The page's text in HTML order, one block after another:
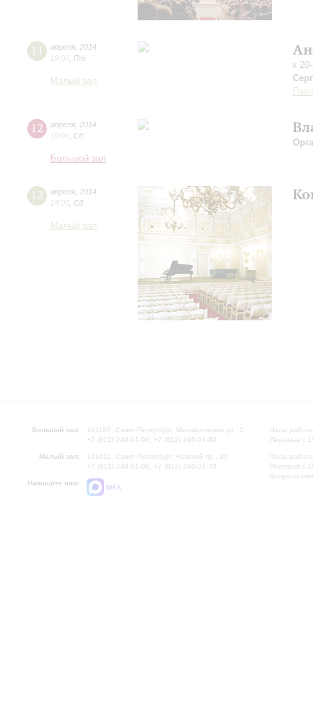
11 апреля 2014
19:00 Пт
Малый зал
к
12 апреля 2014
19:00 Сб
Большой зал
12 апреля 2014
14:00 Сб
Малый зал
Большой зал:
191186, Санкт-Петербург, Михайловская ул., 2
+7 (812) 240-01-00, +7 (812) 240-01-80
Малый зал:
191011, Санкт-Петербург, Невский пр., 30
+7 (812) 240-01-00, +7 (812) 240-01-70
Напишите нам:
MAX
Часы
Перерыв с
Часы
Перерыв с
Вопросы